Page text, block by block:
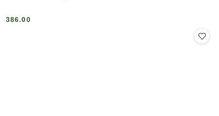
Cena:
386.00